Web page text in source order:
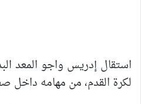
استقال إدريس واجو المعد
لكرة القدم، من مهامه داخل